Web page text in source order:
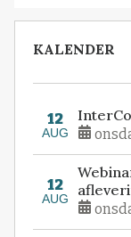
KALENDER
12
AUG
12
AUG